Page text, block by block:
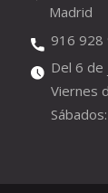
Madrid
916 928
Del 6 de
Viernes